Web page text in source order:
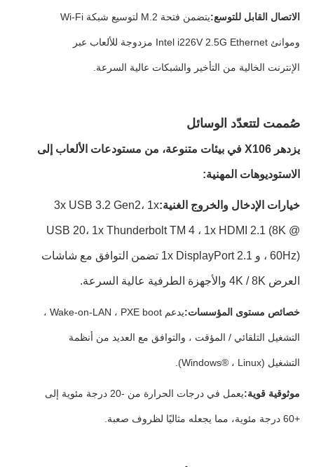
الاتصال القابل للتوسع: يتضمن فتحة M.2 لتوسيع شبكة Wi-Fi
وموانئ Intel i226V 2.5G Ethernet مزدوجة للألعاب عبر
الإنترنت الخالية من التأخير والشبكات عالية السرعة.
صُممت لتتعدّد الوسائل
يزدهر X106 في بيئات متنوعة، من مستودعات الألعاب إلى
الاستوديوهات المهنية:
خيارات الإدخال والخروج الغنية:3x USB 3.2 Gen2، 1x
USB 20، 1x Thunderbolt TM 4 ، 1x HDMI 2.1 (8K @
60Hz) ، و 1x DisplayPort 2.1 تضمن التوافق مع شاشات
العرض 4K / 8K والأجهزة الطرفية عالية السرعة.
خصائص مستوى المؤسسات: يدعم Wake-on-LAN ، PXE boot ،
التشغيل التلقائي / المؤقت ، والتوافق مع العديد من أنظمة
التشغيل (Windows® ، Linux).
موثوقية قوية: يعمل في درجات الحرارة من -20 درجة مئوية إلى
+60 درجة مئوية، مما يجعله مثاليًا لظروف صعبة.